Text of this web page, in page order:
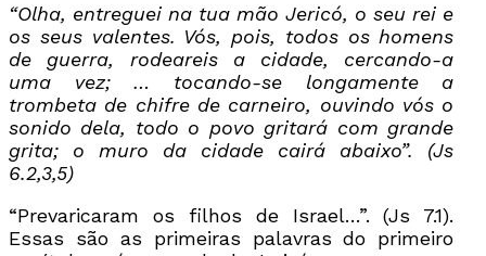
“Olha, entreguei na tua mão Jericó, o seu rei e
os seus valentes. Vós, pois, todos os homens
de guerra, rodeareis a cidade, cercando-a
uma vez; … tocando-se longamente a
trombeta de chifre de carneiro, ouvindo vós o
sonido dela, todo o povo gritará com grande
grita; o muro da cidade cairá abaixo”. (Js
6.2,3,5)
“Prevaricaram os filhos de Israel…”. (Js 7.1).
Essas são as primeiras palavras do primeiro